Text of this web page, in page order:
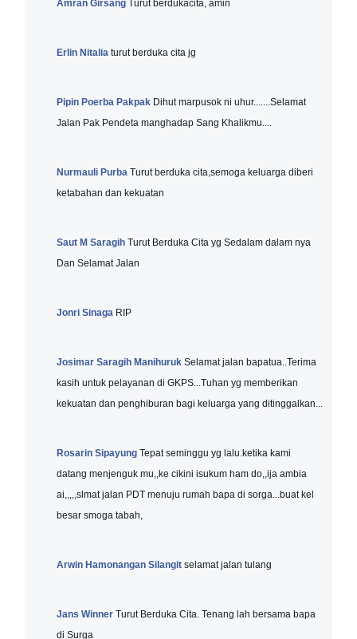
Amran Girsang Turut berdukacita, amin
Erlin Nitalia turut berduka cita jg
Pipin Poerba Pakpak Dihut marpusok ni uhur.......Selamat
Jalan Pak Pendeta manghadap Sang Khalikmu....
Nurmauli Purba Turut berduka cita,semoga keluarga diberi
ketabahan dan kekuatan
Saut M Saragih Turut Berduka Cita yg Sedalam dalam nya
Dan Selamat Jalan
Jonri Sinaga RIP
Josimar Saragih Manihuruk Selamat jalan bapatua..Terima
kasih untuk pelayanan di GKPS...Tuhan yg memberikan
kekuatan dan penghiburan bagi keluarga yang ditinggalkan...
Rosarin Sipayung Tepat seminggu yg lalu.ketika kami
datang menjenguk mu,,ke cikini isukum ham do,,ija ambia
ai,,,,,slmat jalan PDT menuju rumah bapa di sorga...buat kel
besar smoga tabah,
Arwin Hamonangan Silangit selamat jalan tulang
Jans Winner Turut Berduka Cita. Tenang lah bersama bapa
di Surga